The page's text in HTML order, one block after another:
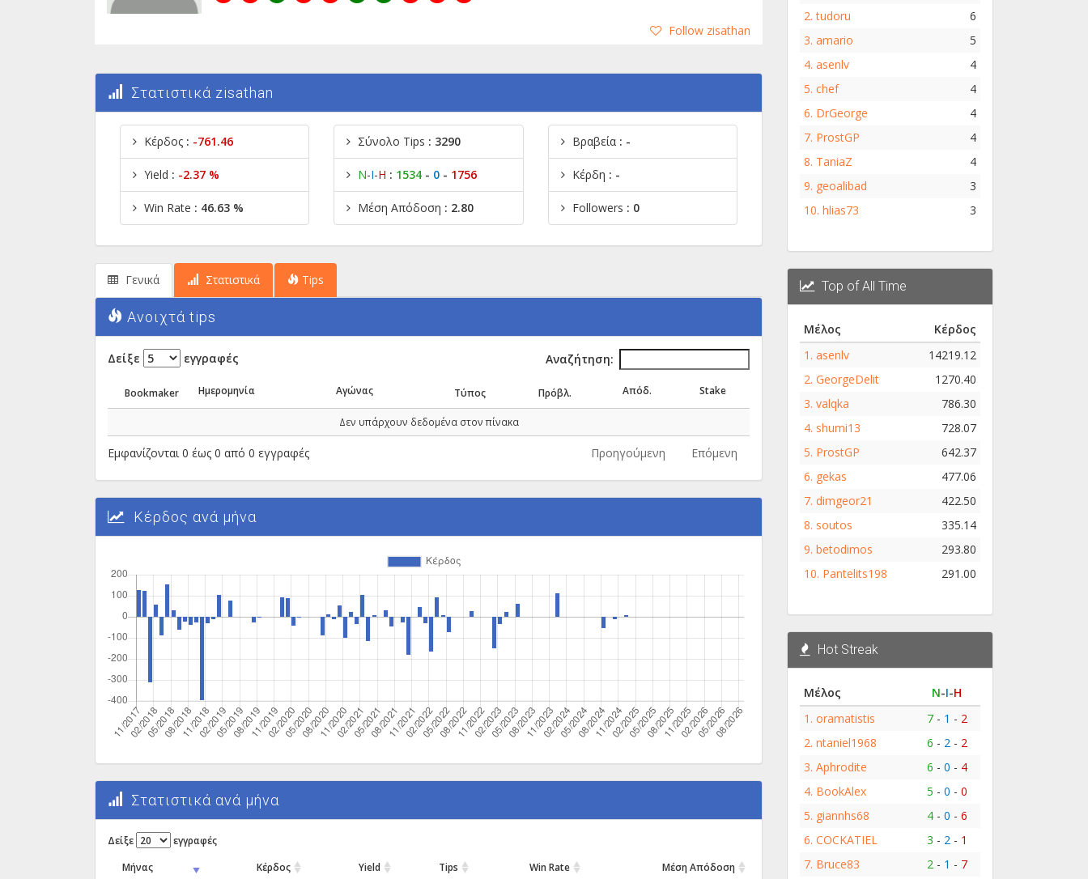
Follow zisathan
Στατιστικά zisathan
Κέρδος : -761.46
Yield : -2.37 %
Win Rate : 46.63 %
Σύνολο Tips : 3290
Ν-Ι-Η : 1534 - 0 - 1756
Μέση Απόδοση : 2.80
Βραβεία : -
Κέρδη : -
Followers : 0
Γενικά Στατιστικά Tips
Ανοιχτά tips
Δείξε εγγραφές Αναζήτηση:
Bookmaker Ημερομηνία Αγώνας Τύπος Πρόβλ. Απόδ. Stake
Δεν υπάρχουν δεδομένα στον πίνακα
Εμφανίζονται 0 έως 0 από 0 εγγραφές Προηγούμενη Επόμενη
Κέρδος ανά μήνα
Στατιστικά ανά μήνα
Δείξε εγγραφές
Μήνας Κέρδος Yield Tips Win Rate Μέση Απόδοση
2.tudoru
6
3. amario
5
4. asenlv
4
5. chef
4
6. DrGeorge
4
7. ProstGP
4
8. TaniaZ
4
9. geoalibad
3
10. hlias73 3
Top of All Time
Μέλος
Κέρδος
1. asenlv
14219.12
2. GeorgeDelit
1270.40
3. valqka
786.30
4. shumi13
728.07
5. ProstGP
642.37
6. gekas
477.06
7. dimgeor21
422.50
8. soutos
335.14
9. betodimos
293.80
10. Pantelits198 291.00
Hot Streak
Μέλος Ν-Ι-Η
1. oramatistis 7- 1 - 2
2. ntaniel1968 6 - 2- 2
3. Aphrodite 6 - 0 - 4
4. BookAlex 5 - 0 - 0
5. giannhs68 4- 0 - 6
6. COCKATIEL 3 - 2- 1
7. Bruce83 2- 1 - 7